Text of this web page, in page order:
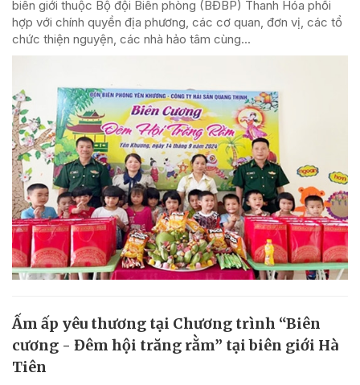
biên giới thuộc Bộ đội Biên phòng (BĐBP) Thanh Hóa phối
hợp với chính quyền địa phương, các cơ quan, đơn vị, các tổ
chức thiện nguyện, các nhà hảo tâm cùng...
Ấm ấp yêu thương tại Chương trình “Biên
cương - Đêm hội trăng rằm” tại biên giới Hà
Tiên